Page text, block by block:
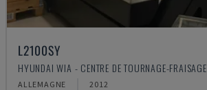
L2100SY
HYUNDAI WIA - CENTRE DE TOURNAGE-FRAISAGE
ALLEMAGNE 2012